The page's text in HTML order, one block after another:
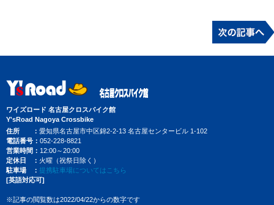
ワイズロード 名古屋クロスバイク館
Y'sRoad Nagoya Crossbike
住所
愛知県名古屋市中区錦2-2-13 名古屋センタービル 1-102
電話番号
052-228-8821
営業時間
12:00～20:00
定休日
火曜（祝祭日除く）
駐車場
提携駐車場についてはこちら
[英語対応可]
※記事の閲覧数は2022/04/22からの数字です